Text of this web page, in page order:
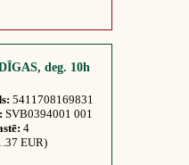
deg. 10h
5411708169831
SVB0394001 001
4
EUR)